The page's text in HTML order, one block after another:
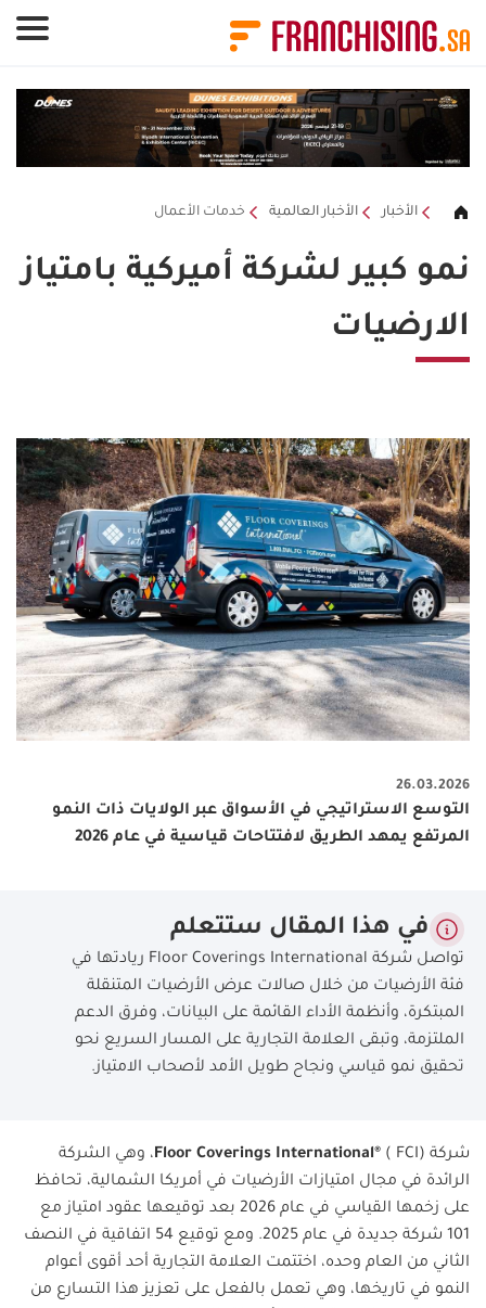
الأخبار الأخبار العالمية خدمات الأعمال
نمو كبير لشركة أميركية بامتياز
الارضيات
26.03.2026
التوسع الاستراتيجي في الأسواق عبر الولايات ذات النمو
المرتفع يمهد الطريق لافتتاحات قياسية في عام 2026
في هذا المقال ستتعلم
تواصل شركة Floor Coverings International ريادتها في
فئة الأرضيات من خلال صالات عرض الأرضيات المتنقلة
المبتكرة، وأنظمة الأداء القائمة على البيانات، وفرق الدعم
الملتزمة، وتبقى العلامة التجارية على المسار السريع نحو
تحقيق نمو قياسي ونجاح طويل الأمد لأصحاب الامتياز.
شركة Floor Coverings International® ( FCI)
، وهي الشركة
الرائدة في مجال امتيازات الأرضيات في أمريكا الشمالية، تحافظ
على زخمها القياسي في عام 2026 بعد توقيعها عقود امتياز مع
101 شركة جديدة في عام 2025. ومع توقيع 54 اتفاقية في النصف
الثاني من العام وحده، اختتمت العلامة التجارية أحد أقوى أعوام
النمو في تاريخها، وهي تعمل بالفعل على تعزيز هذا التسارع من
لوحة إدارة ملفات تعريف الارتباط